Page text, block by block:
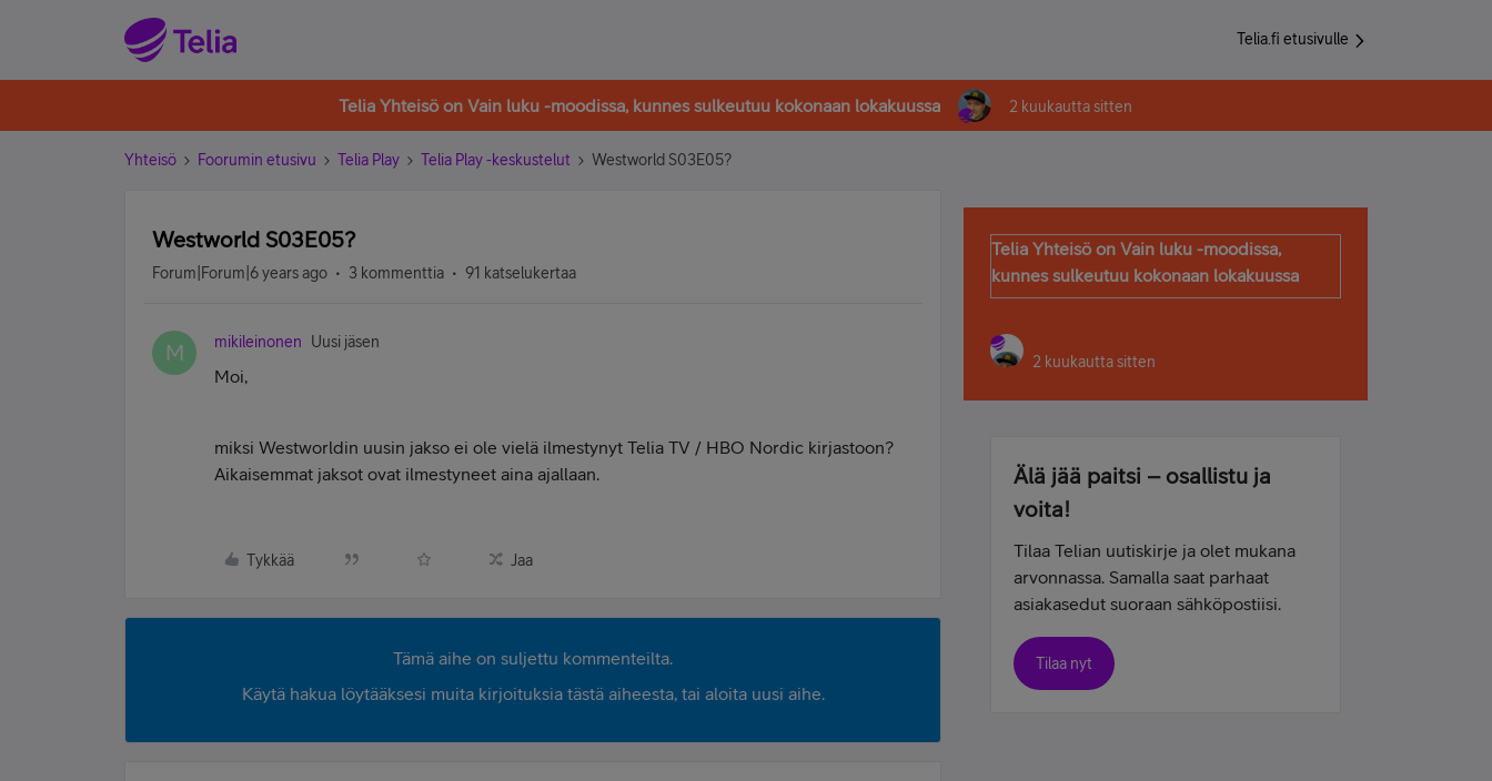
Telia.fi etusivulle
Telia Yhteisö on Vain luku -moodissa, kunnes sulkeutuu kokonaan lokakuussa 2 kuukautta sitten
Yhteisö Foorumin etusivu Telia Play Telia Play -keskustelut Westworld S03E05?
Westworld S03E05?
Forum|Forum|6 years ago 3 kommenttia 91 katselukertaa
M mikileinonen Uusi jäsen
Moi,
miksi Westworldin uusin jakso ei ole vielä ilmestynyt Telia TV / HBO Nordic kirjastoon?
Aikaisemmat jaksot ovat ilmestyneet aina ajallaan.
Tykkää Jaa
Tämä aihe on suljettu kommenteilta.
Käytä hakua löytääksesi muita kirjoituksia tästä aiheesta, tai aloita uusi aihe.
Telia Yhteisö on Vain luku -moodissa,
kunnes sulkeutuu kokonaan lokakuussa
2 kuukautta sitten
Älä jää paitsi – osallistu ja
voita!
Tilaa Telian uutiskirje ja olet mukana
arvonnassa. Samalla saat parhaat
asiakasedut suoraan sähköpostiisi.
Tilaa nyt